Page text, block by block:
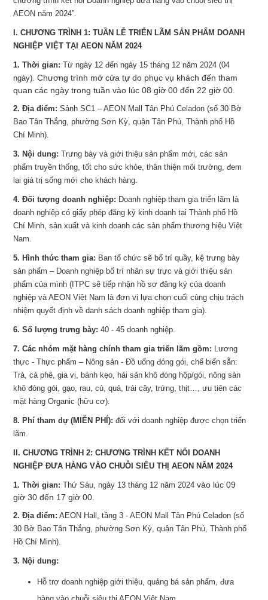
AEON năm 2024”.
I. CHƯƠNG TRÌNH 1: TUẦN LỄ TRIỂN LÃM SẢN PHẨM DOANH
NGHIỆP VIỆT TẠI AEON NĂM 2024
1. Thời gian: Từ ngày 12 đến ngày 15 tháng 12 năm 2024 (04
ngày).Chương trình mở cửa tự do phục vụ khách đến tham
quan các ngày trong tuần vào lúc 08 giờ 00 đến 22 giờ 00.
2. Địa điểm: Sảnh SC1 – AEON Mall Tân Phú Celadon (số 30 Bờ
Bao Tân Thắng, phường Sơn Kỳ, quận Tân Phú, Thành phố Hồ
Chí Minh).
3. Nội dung: Trưng bày và giới thiệu sản phẩm mới, các sản
phẩm truyền thống, tốt cho sức khỏe, thân thiện môi trường, đem
lại giá trị sống mới cho khách hàng.
4. Đối tượng doanh nghiệp: Doanh nghiệp tham gia triển lãm là
doanh nghiệp có giấy phép đăng ký kinh doanh tại Thành phố Hồ
Chí Minh, sản xuất và kinh doanh các sản phẩm thương hiệu Việt
Nam.
5. Hình thức tham gia: Ban tổ chức sẽ bố trí quầy, kệ trưng bày
sản phẩm – Doanh nghiệp bố trí nhân sự trực và giới thiệu sản
phẩm của mình (ITPC sẽ tiếp nhận hồ sơ đăng ký của doanh
nghiệp và AEON Việt Nam là đơn vị lựa chọn cuối cùng chịu trách
nhiệm quyết định về danh sách doanh nghiệp tham gia).
6. Số lượng trưng bày: 40 - 45 doanh nghiệp.
7. Các nhóm mặt hàng chính tham gia triển lãm gồm: Lương
thực - Thực phẩm – Nông sản - Đồ uống đóng gói, chế biến sẵn:
Trà, cà phê, gia vị, bánh kẹo, hải sản khô đóng hộp/gói, nông sản
khô đóng gói, gạo, rau, củ, quả, trái cây, trứng, thịt…, ưu tiên các
mặt hàng Organic (hữu cơ).
8. Phí tham dự (MIỄN PHÍ): đối với doanh nghiệp được chọn triển
lãm.
II. CHƯƠNG TRÌNH 2: CHƯƠNG TRÌNH KẾT NỐI DOANH
NGHIỆP ĐƯA HÀNG VÀO CHUỖI SIÊU THỊ AEON NĂM 2024
1. Thời gian: Thứ Sáu, ngày 13 tháng 12 năm 2024vào lúc 09
giờ 30 đến 17 giờ 00.
2. Địa điểm: AEON Hall, tầng 3 - AEON Mall Tân Phú Celadon (số
30 Bờ Bao Tân Thắng, phường Sơn Kỳ, quận Tân Phú, Thành phố
Hồ Chí Minh).
3. Nội dung:
Hỗ trợ doanh nghiệp giới thiệu, quảng bá sản phẩm, đưa